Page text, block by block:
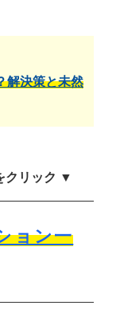
解決策と未然
クリック ▼
ョン一